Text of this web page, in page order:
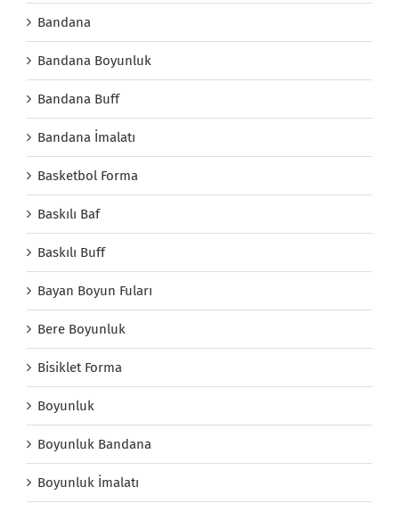
Bandana
Bandana Boyunluk
Bandana Buff
Bandana İmalatı
Basketbol Forma
Baskılı Baf
Baskılı Buff
Bayan Boyun Fuları
Bere Boyunluk
Bisiklet Forma
Boyunluk
Boyunluk Bandana
Boyunluk İmalatı